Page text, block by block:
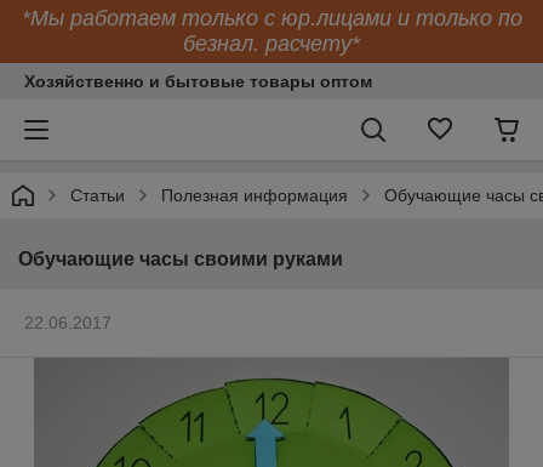
*Мы работаем только с юр.лицами и только по
безнал. расчету*
Хозяйственно и бытовые товары оптом
Статьи Полезная информация Обучающие часы
Обучающие часы своими руками
22.06.2017